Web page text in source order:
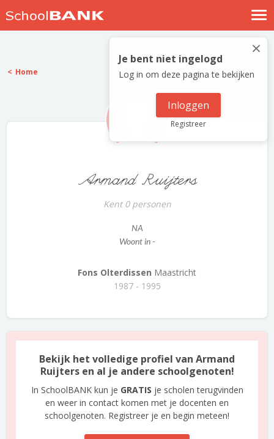
Nostalgische verhalen
Log in
Meld je gratis aan
×
Je bent niet ingelogd
Log in om deze pagina te bekijken
Inloggen
Registreer
Home
Armand Ruijters
Kent 0 personen
NA
Woont in -
Fons Olterdissen Maastricht
1987 - 1995
Bekijk het volledige profiel van Armand
Ruijters en al je andere schoolgenoten!
In SchoolBANK kun je GRATIS je scholen terugvinden
en weer in contact komen met je docenten en
schoolgenoten. Registreer je en begin meteen!